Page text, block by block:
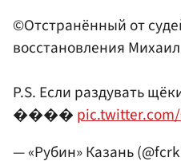
©️Отстранённый от
восстановления
P.S. Если раздувать
����
— «Рубин» Казань